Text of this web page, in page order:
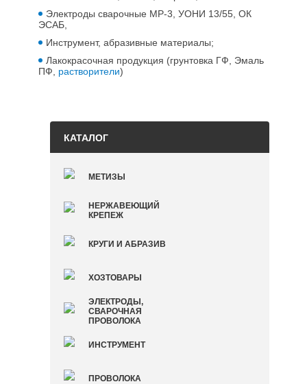
КАТАЛОГ
МЕТИЗЫ
НЕРЖАВЕЮЩИЙ
КРЕПЕЖ
КРУГИ И АБРАЗИВ
ХОЗТОВАРЫ
ЭЛЕКТРОДЫ,
СВАРОЧНАЯ
ПРОВОЛОКА
ИНСТРУМЕНТ
ПРОВОЛОКА
Электроды сварочные МР-3, УОНИ 13/55, ОК
ЭСАБ,
Инструмент, абразивные материалы;
Лакокрасочная продукция (грунтовка ГФ, Эмаль
ПФ, растворители)